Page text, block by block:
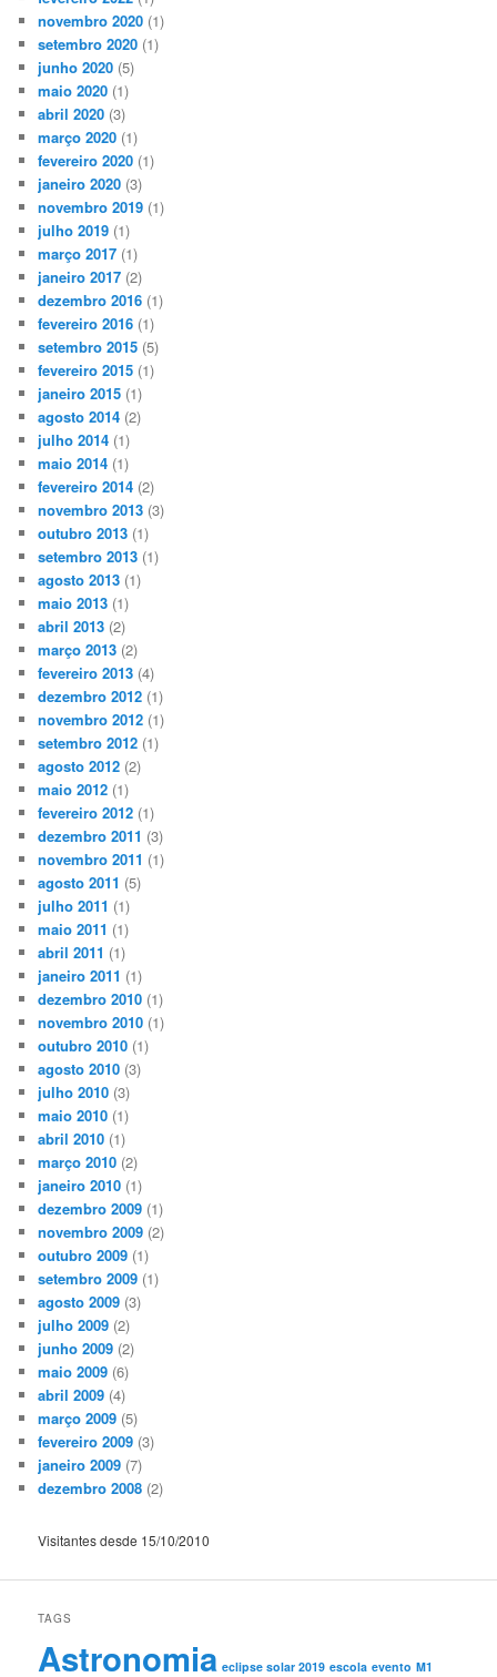
novembro 2020 (1)
setembro 2020 (1)
junho 2020 (5)
maio 2020 (1)
abril 2020 (3)
março 2020 (1)
fevereiro 2020 (1)
janeiro 2020 (3)
novembro 2019 (1)
julho 2019 (1)
março 2017 (1)
janeiro 2017 (2)
dezembro 2016 (1)
fevereiro 2016 (1)
setembro 2015 (5)
fevereiro 2015 (1)
janeiro 2015 (1)
agosto 2014 (2)
julho 2014 (1)
maio 2014 (1)
fevereiro 2014 (2)
novembro 2013 (3)
outubro 2013 (1)
setembro 2013 (1)
agosto 2013 (1)
maio 2013 (1)
abril 2013 (2)
março 2013 (2)
fevereiro 2013 (4)
dezembro 2012 (1)
novembro 2012 (1)
setembro 2012 (1)
agosto 2012 (2)
maio 2012 (1)
fevereiro 2012 (1)
dezembro 2011 (3)
novembro 2011 (1)
agosto 2011 (5)
julho 2011 (1)
maio 2011 (1)
abril 2011 (1)
janeiro 2011 (1)
dezembro 2010 (1)
novembro 2010 (1)
outubro 2010 (1)
agosto 2010 (3)
julho 2010 (3)
maio 2010 (1)
abril 2010 (1)
março 2010 (2)
janeiro 2010 (1)
dezembro 2009 (1)
novembro 2009 (2)
outubro 2009 (1)
setembro 2009 (1)
agosto 2009 (3)
julho 2009 (2)
junho 2009 (2)
maio 2009 (6)
abril 2009 (4)
março 2009 (5)
fevereiro 2009 (3)
janeiro 2009 (7)
dezembro 2008 (2)
Visitantes desde 15/10/2010
TAGS
Astronomia eclipse solar 2019 escola evento M1